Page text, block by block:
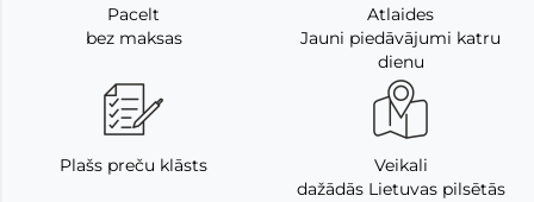
Pacelt
bez maksas
Atlaides
Jauni piedāvājumi katru
dienu
Plašs preču klāsts
Veikali
dažādās Lietuvas pilsētās